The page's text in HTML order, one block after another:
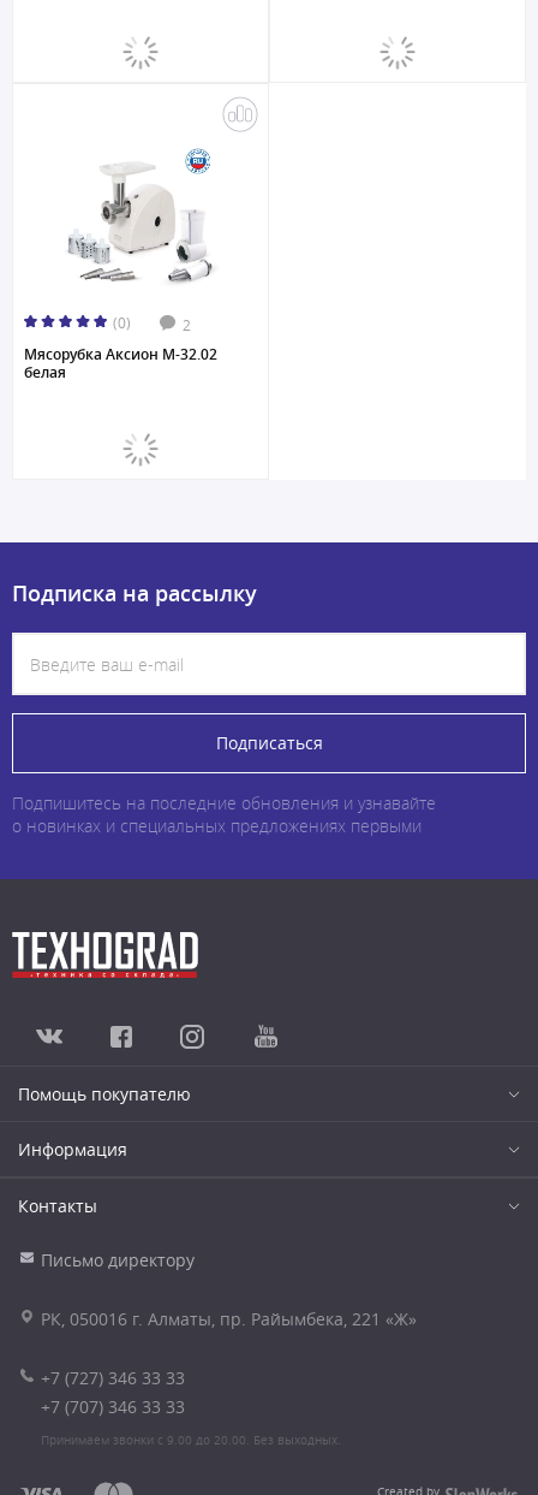
(0) 2
Мясорубка Аксион M-32.02
белая
Подписка на рассылку
Подписаться
Подпишитесь на последние обновления и узнавайте
о новинках и специальных предложениях первыми
Помощь покупателю
Информация
Контакты
Письмо директору
РК, 050016 г. Алматы, пр. Райымбека, 221 «Ж»
+7 (727) 346 33 33
+7 (707) 346 33 33
Принимаем звонки с 9.00 до 20.00. Без выходных.